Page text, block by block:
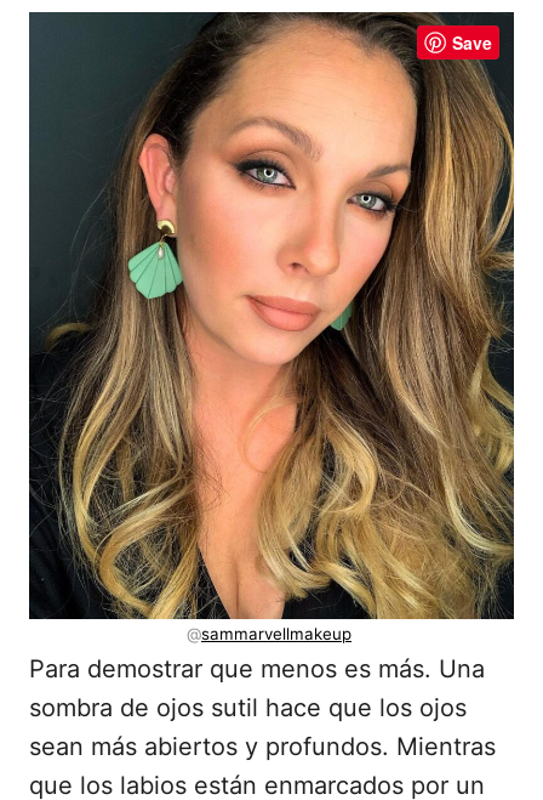
Save
@sammarvellmakeup
Para demostrar que menos es más. Una
sombra de ojos sutil hace que los ojos
sean más abiertos y profundos. Mientras
que los labios están enmarcados por un